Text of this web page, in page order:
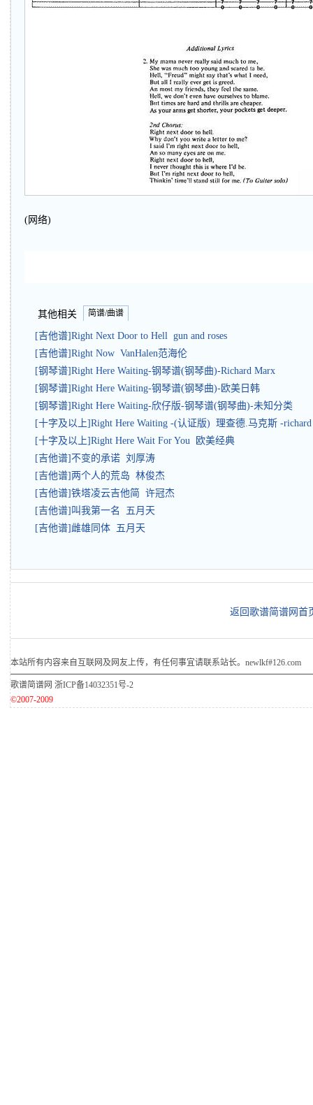
(网络)
其他相关 简谱/曲谱
[吉他谱]Right Next Door to Hell gun and roses
[吉他谱]Right Now VanHalen范海伦
[钢琴谱]Right Here Waiting-钢琴谱(钢琴曲)-Richard Marx
[钢琴谱]Right Here Waiting-钢琴谱(钢琴曲)-欧美日韩
[钢琴谱]Right Here Waiting-欣仔版-钢琴谱(钢琴曲)-未知分类
[十字及以上]Right Here Waiting -(认证版) 理查德.马克斯 -
[十字及以上]Right Here Wait For You 欧美经典
[吉他谱]不变的承诺 刘厚涛
[吉他谱]两个人的荒岛 林俊杰
[吉他谱]铁塔凌云吉他简 许冠杰
[吉他谱]叫我第一名 五月天
[吉他谱]雌雄同体 五月天
返回歌谱简谱网首
本站所有内容来自互联网及网友上传，有任何事宜请联系站长。newlkf#126.com
歌谱简谱网 浙ICP备14032351号-2
©2007-2009